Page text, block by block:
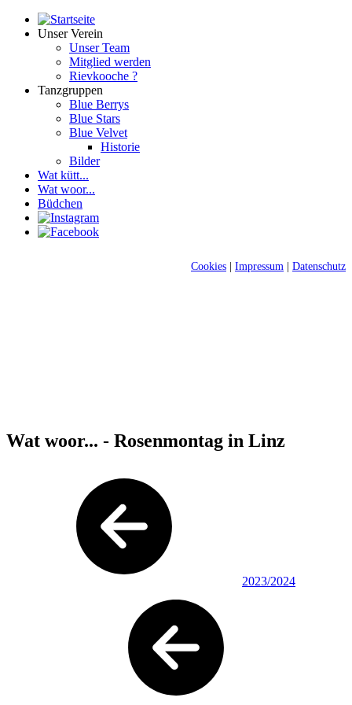
Unser Verein
Unser Team
Mitglied werden
Rievkooche ?
Tanzgruppen
Blue Berrys
Blue Stars
Blue Velvet
Historie
Bilder
Wat kütt...
Wat woor...
Büdchen
Cookies Impressum Datenschutz
Wat woor... - Rosenmontag in Linz
2023/2024